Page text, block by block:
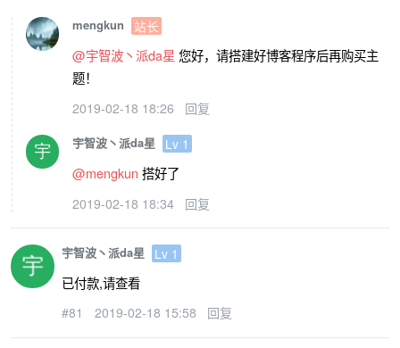
mengkun 站长
@宇智波丶派da星 您好，请搭建好博客程序后再购买主
题！
2019-02-18 18:26 回复
宇智波丶派da星 Lv 1
@mengkun 搭好了
2019-02-18 18:34 回复
宇智波丶派da星 Lv 1
已付款,请查看
#81 2019-02-18 15:58 回复